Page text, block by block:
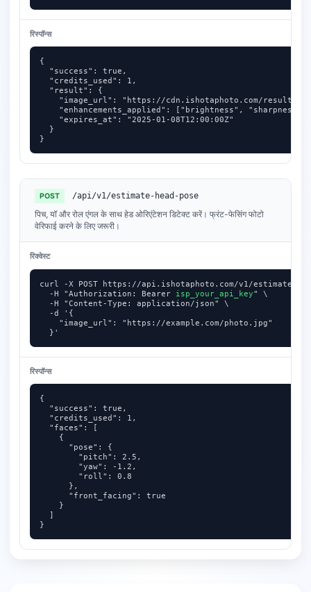
रिस्पॉन्स
{
  "success": true,
  "credits_used": 1,
  "result": {
"image_url": "https://cdn.ishotaphoto.com/results/
"enhancements_applied": ["brightness", "sharpness",
    "expires_at": "2025-01-08T12:00:00Z"
  }
}
POST /api/v1/estimate-head-pose
पिच, यॉ और रोल एंगल के साथ हेड ओरिएंटेशन डिटेक्ट करें। फ्रंट-फेसिंग फोटो
वेरिफाई करने के लिए जरूरी।
रिक्वेस्ट
curl -X POST https://api.ishotaphoto.com/v1/estimate-
  -H "Authorization: Bearer
isp_your_api_key" \
  -H "Content-Type: application/json" \
  -d '{
    "image_url": "https://example.com/photo.jpg"
  }'
रिस्पॉन्स
{
  "success": true,
  "credits_used": 1,
  "faces": [
    {
      "pose": {
        "pitch": 2.5,
        "yaw": -1.2,
        "roll": 0.8
      },
      "front_facing": true
    }
  ]
}